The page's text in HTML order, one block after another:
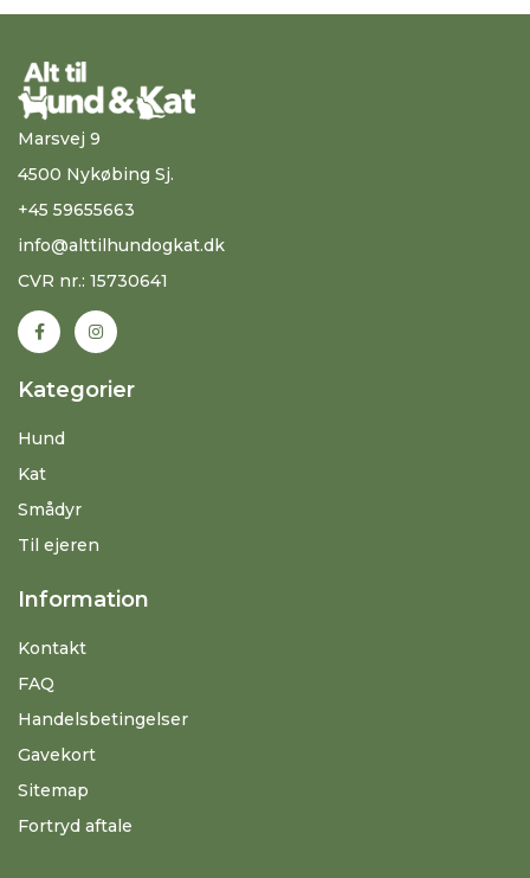
Marsvej 9
4500 Nykøbing Sj.
+45 59655663
info@alttilhundogkat.dk
CVR nr.: 15730641
Kategorier
Hund
Kat
Smådyr
Til ejeren
Information
Kontakt
FAQ
Handelsbetingelser
Gavekort
Sitemap
Fortryd aftale